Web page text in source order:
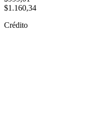
$1 .160,34
Crédito